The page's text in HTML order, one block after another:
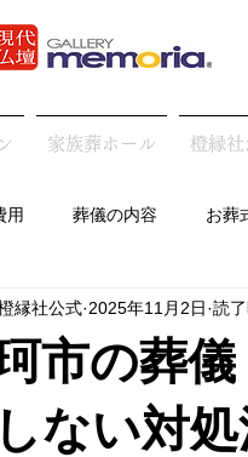
家族葬ホール 橙縁社
用 葬儀の内容 お葬
葬儀後・お墓の話
市の葬
ない対
縁社公式 2025年11月2日 読